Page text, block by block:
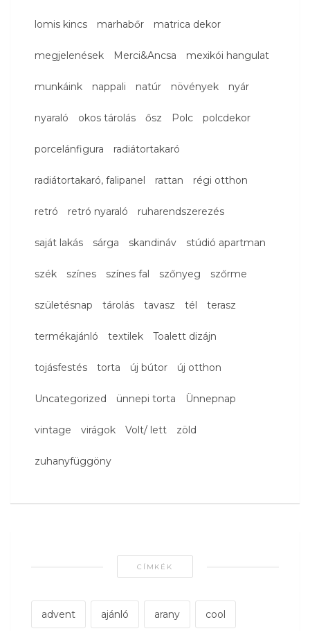
lomis kincs marhabőr matrica dekor
megjelenések Merci&Ancsa mexikói hangulat
munkáink nappali natúr növények nyár
nyaraló okos tárolás ősz Polc polcdekor
porcelánfigura radiátortakaró
radiátortakaró, falipanel rattan régi otthon
retró retró nyaraló ruharendszerezés
saját lakás sárga skandináv stúdió apartman
szék színes színes fal szőnyeg szőrme
születésnap tárolás tavasz tél terasz
termékajánló textilek Toalett dizájn
tojásfestés torta új bútor új otthon
Uncategorized ünnepi torta Ünnepnap
vintage virágok Volt/ lett zöld
zuhanyfüggöny
CÍMKÉK
advent ajánló arany cool